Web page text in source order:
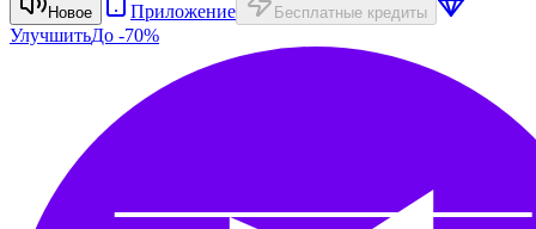
Новое Приложение Бесплатные кредиты
УлучшитьДо -70%